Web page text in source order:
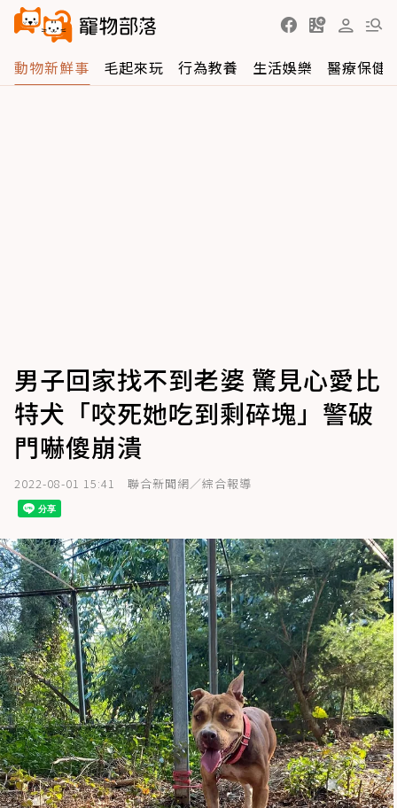
動物新鮮事 毛起來玩 行為教養 生活娛樂 醫療保健
男子回家找不到老婆 驚見心愛比
特犬「咬死她吃到剩碎塊」警破
門嚇傻崩潰
2022-08-01 15:41 聯合新聞網／綜合報導